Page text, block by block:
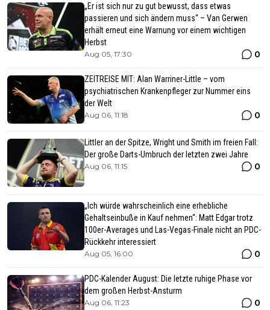
„Er ist sich nur zu gut bewusst, dass etwas
passieren und sich ändern muss“ – Van Gerwen
erhält erneut eine Warnung vor einem wichtigen
Herbst
Aug 05, 17:30 0
ZEITREISE MIT: Alan Warriner-Little – vom
psychiatrischen Krankenpfleger zur Nummer eins
der Welt
Aug 06, 11:18 0
Littler an der Spitze, Wright und Smith im freien Fall:
Der große Darts-Umbruch der letzten zwei Jahre
Aug 06, 11:15 0
„Ich würde wahrscheinlich eine erhebliche
Gehaltseinbuße in Kauf nehmen“: Matt Edgar trotz
100er-Averages und Las-Vegas-Finale nicht an PDC-
Rückkehr interessiert
Aug 05, 16:00 0
PDC-Kalender August: Die letzte ruhige Phase vor
dem großen Herbst-Ansturm
Aug 06, 11:23 0